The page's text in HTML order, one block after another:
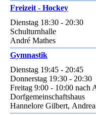
Freizeit - Hockey
Dienstag 18:30 - 20:30
Schulturnhalle
André Mathes
Gymnastik
Dienstag 19:45 - 20:45
Donnerstag 19:30 - 20:30
Freitag 9:00 - 10:00 nach
Dorfgemeinschaftshaus
Hannelore Gilbert,